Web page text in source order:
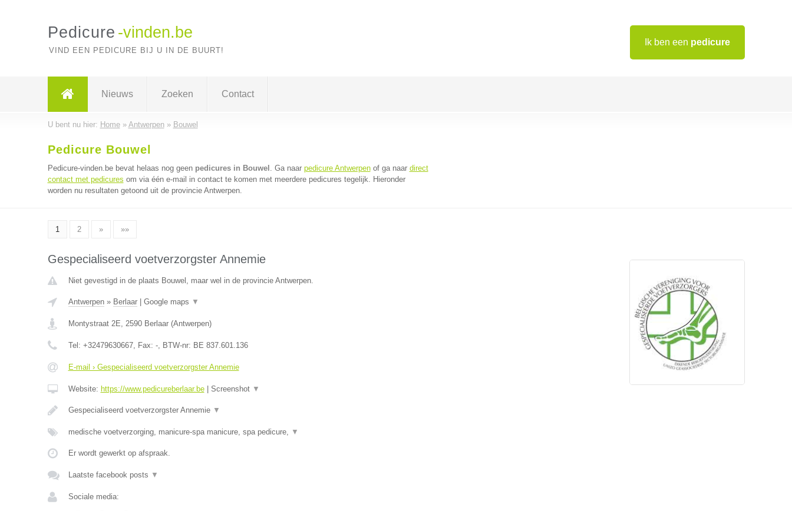
Ik ben een pedicure
Pedicure -vinden.be
VIND EEN PEDICURE BIJ U IN DE BUURT!
Nieuws Zoeken Contact
U bent nu hier: Home» Antwerpen» Bouwel
Pedicure Bouwel
Pedicure-vinden.be bevat helaas nog geen pedicures in Bouwel . Ga naar pedicure Antwerpenof ga naar direct
contact met pedicures om via één e-mail in contact te komen met meerdere pedicures tegelijk. Hieronder
worden nu resultaten getoond uit de provincie Antwerpen.
1 2 » »»
Gespecialiseerd voetverzorgster Annemie
Niet gevestigd in de plaats Bouwel, maar wel in de provincie Antwerpen.
Antwerpen» Berlaar| Google maps ▼
Montystraat 2E, 2590 Berlaar(Antwerpen)
Tel: +32479630667, Fax: -, BTW-nr: BE 837.601.136
E-mail › Gespecialiseerd voetverzorgster Annemie
Website: https://www.pedicureberlaar.be| Screenshot ▼
Gespecialiseerd voetverzorgster Annemie ▼
medische voetverzorging, manicure-spa manicure, spa pedicure, ▼
Er wordt gewerkt op afspraak.
Laatste facebook posts ▼
Sociale media: